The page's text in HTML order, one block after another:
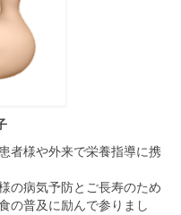
者様や外来で栄養指導に携
の病気予防とご長寿のため
の普及に励んで参りまし